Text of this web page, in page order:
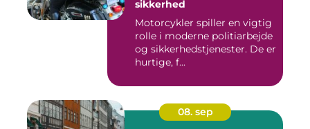
sikkerhed
Motorcykler spiller en vigtig
rolle i moderne politiarbejde
og sikkerhedstjenester. De er
hurtige, f...
08. sep